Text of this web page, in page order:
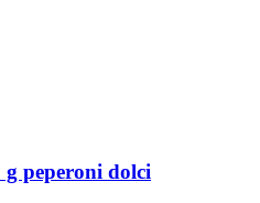
g peperoni dolci